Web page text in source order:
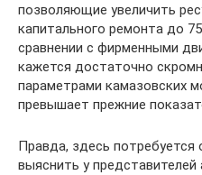
позволяющие увеличить
капитального ремонта до
сравнении с фирменными
кажется достаточно
параметрами камазовских
превышает прежние
Правда, здесь
выяснить у